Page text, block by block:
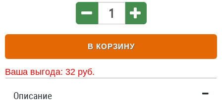
В КОРЗИНУ
Ваша выгода: 32 руб.
Описание